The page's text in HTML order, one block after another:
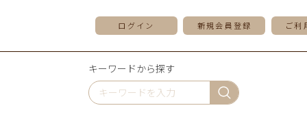
ログイン 新規会員登録 ご利
キーワードから探す